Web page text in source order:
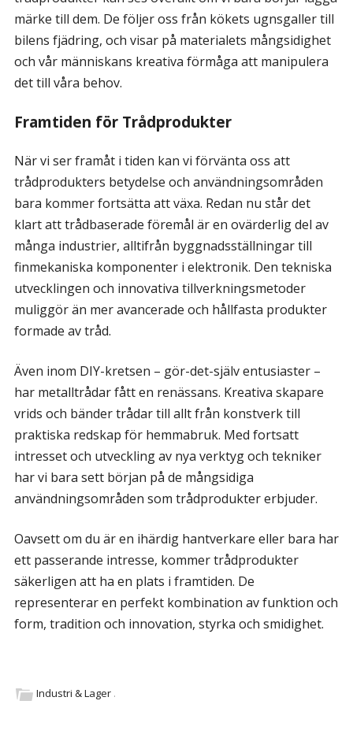
märke till dem. De följer oss från kökets ugnsgaller till
bilens fjädring, och visar på materialets mångsidighet
och vår människans kreativa förmåga att manipulera
det till våra behov.
Framtiden för Trådprodukter
När vi ser framåt i tiden kan vi förvänta oss att
trådprodukters betydelse och användningsområden
bara kommer fortsätta att växa. Redan nu står det
klart att trådbaserade föremål är en ovärderlig del av
många industrier, alltifrån byggnadsställningar till
finmekaniska komponenter i elektronik. Den tekniska
utvecklingen och innovativa tillverkningsmetoder
muliggör än mer avancerade och hållfasta produkter
formade av tråd.
Även inom DIY-kretsen – gör-det-själv entusiaster –
har metalltrådar fått en renässans. Kreativa skapare
vrids och bänder trådar till allt från konstverk till
praktiska redskap för hemmabruk. Med fortsatt
intresset och utveckling av nya verktyg och tekniker
har vi bara sett början på de mångsidiga
användningsområden som trådprodukter erbjuder.
Oavsett om du är en ihärdig hantverkare eller bara har
ett passerande intresse, kommer trådprodukter
säkerligen att ha en plats i framtiden. De
representerar en perfekt kombination av funktion och
form, tradition och innovation, styrka och smidighet.
Industri & Lager.